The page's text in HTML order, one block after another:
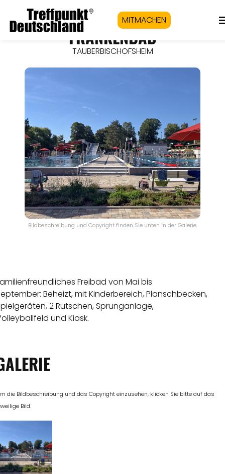
MITMACHEN
FRANKENBAD
TAUBERBISCHOFSHEIM
Bildbeschreibung und Copyright finden Sie unten in der Galerie.
Freibad von Mai bis
Beheizt, mit Kinderbereich, Planschbecken,
2 Rutschen, Sprunganlage,
und Kiosk.
die Bildbeschreibung und das Copyright einzusehen, klicken Sie bitte auf das
Bild.